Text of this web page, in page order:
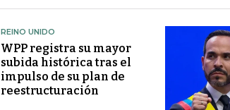
REINO UNIDO
WPP registra su mayor
subida histórica tras el
impulso de su plan de
reestructuración